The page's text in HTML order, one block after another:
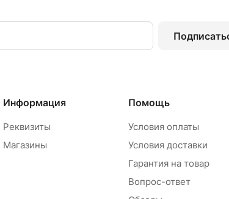
Информация
Реквизиты
Магазины
Помощь
Условия оплаты
Условия доставки
Гарантия на товар
Вопрос-ответ